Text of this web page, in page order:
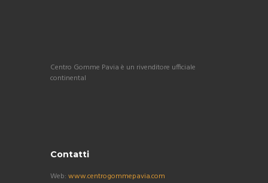
Centro Gomme Pavia è un rivenditore ufficiale
continental
Contatti
Web: www.centrogommepavia.com